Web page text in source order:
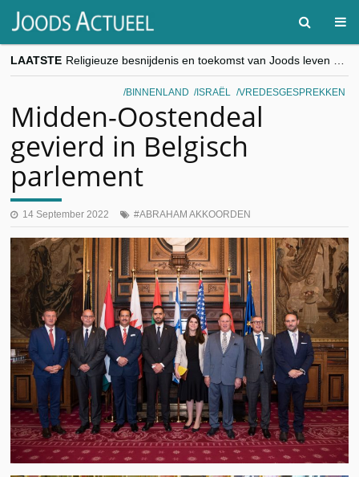
LAATSTE
“Besnijdenisdebat toont hoe moeilijk seculiere Westen minderheden begrijpt”, Jinnih Beels (Vooruit)
CITYTRIP | ROEMENIË – Boekarest: de verrassing van Oost-Europa
BINNENLAND ISRAËL VREDESGESPREKKEN
Midden-Oostendeal
gevierd in Belgisch
parlement
14 September 2022 ABRAHAM AKKOORDEN